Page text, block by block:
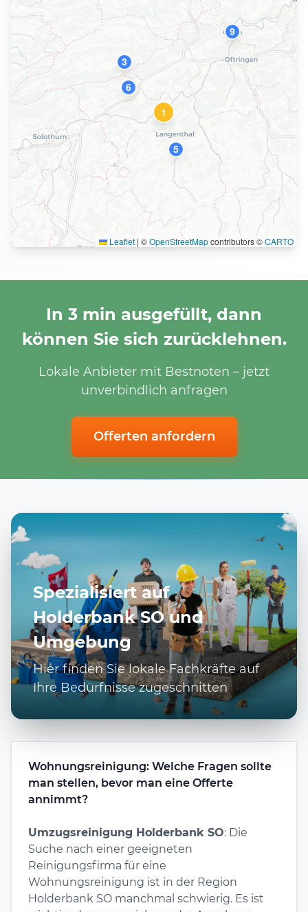
1
3
5
6
9
Leaflet | ©OpenStreetMapcontributors ©CARTO
In 3 min ausgefüllt, dann
können Sie sich zurücklehnen.
Lokale Anbieter mit Bestnoten – jetzt
unverbindlich anfragen
Offerten anfordern
Spezialisiert auf
Holderbank SO und
Umgebung
Hier finden Sie lokale Fachkräfte auf
Ihre Bedürfnisse zugeschnitten
Wohnungsreinigung: Welche Fragen sollte
man stellen, bevor man eine Offerte
annimmt?
Umzugsreinigung Holderbank SO: Die
Suche nach einer geeigneten
Reinigungsfirma für eine
Wohnungsreinigung ist in der Region
Holderbank SO manchmal schwierig. Es ist